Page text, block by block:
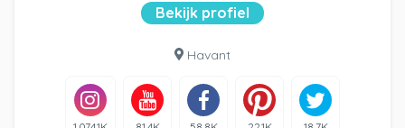
Bekijk profiel
Havant